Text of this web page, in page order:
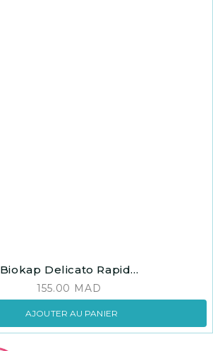
Biokap Delicato Rapid...
155.00 MAD
AJOUTER AU PANIER